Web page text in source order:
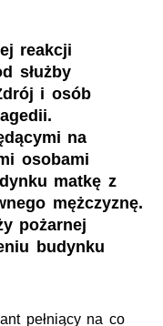
reakcji
służby
i osób
na
osobami
matkę z
mężczyznę.
pożarnej
budynku
pełniący na co